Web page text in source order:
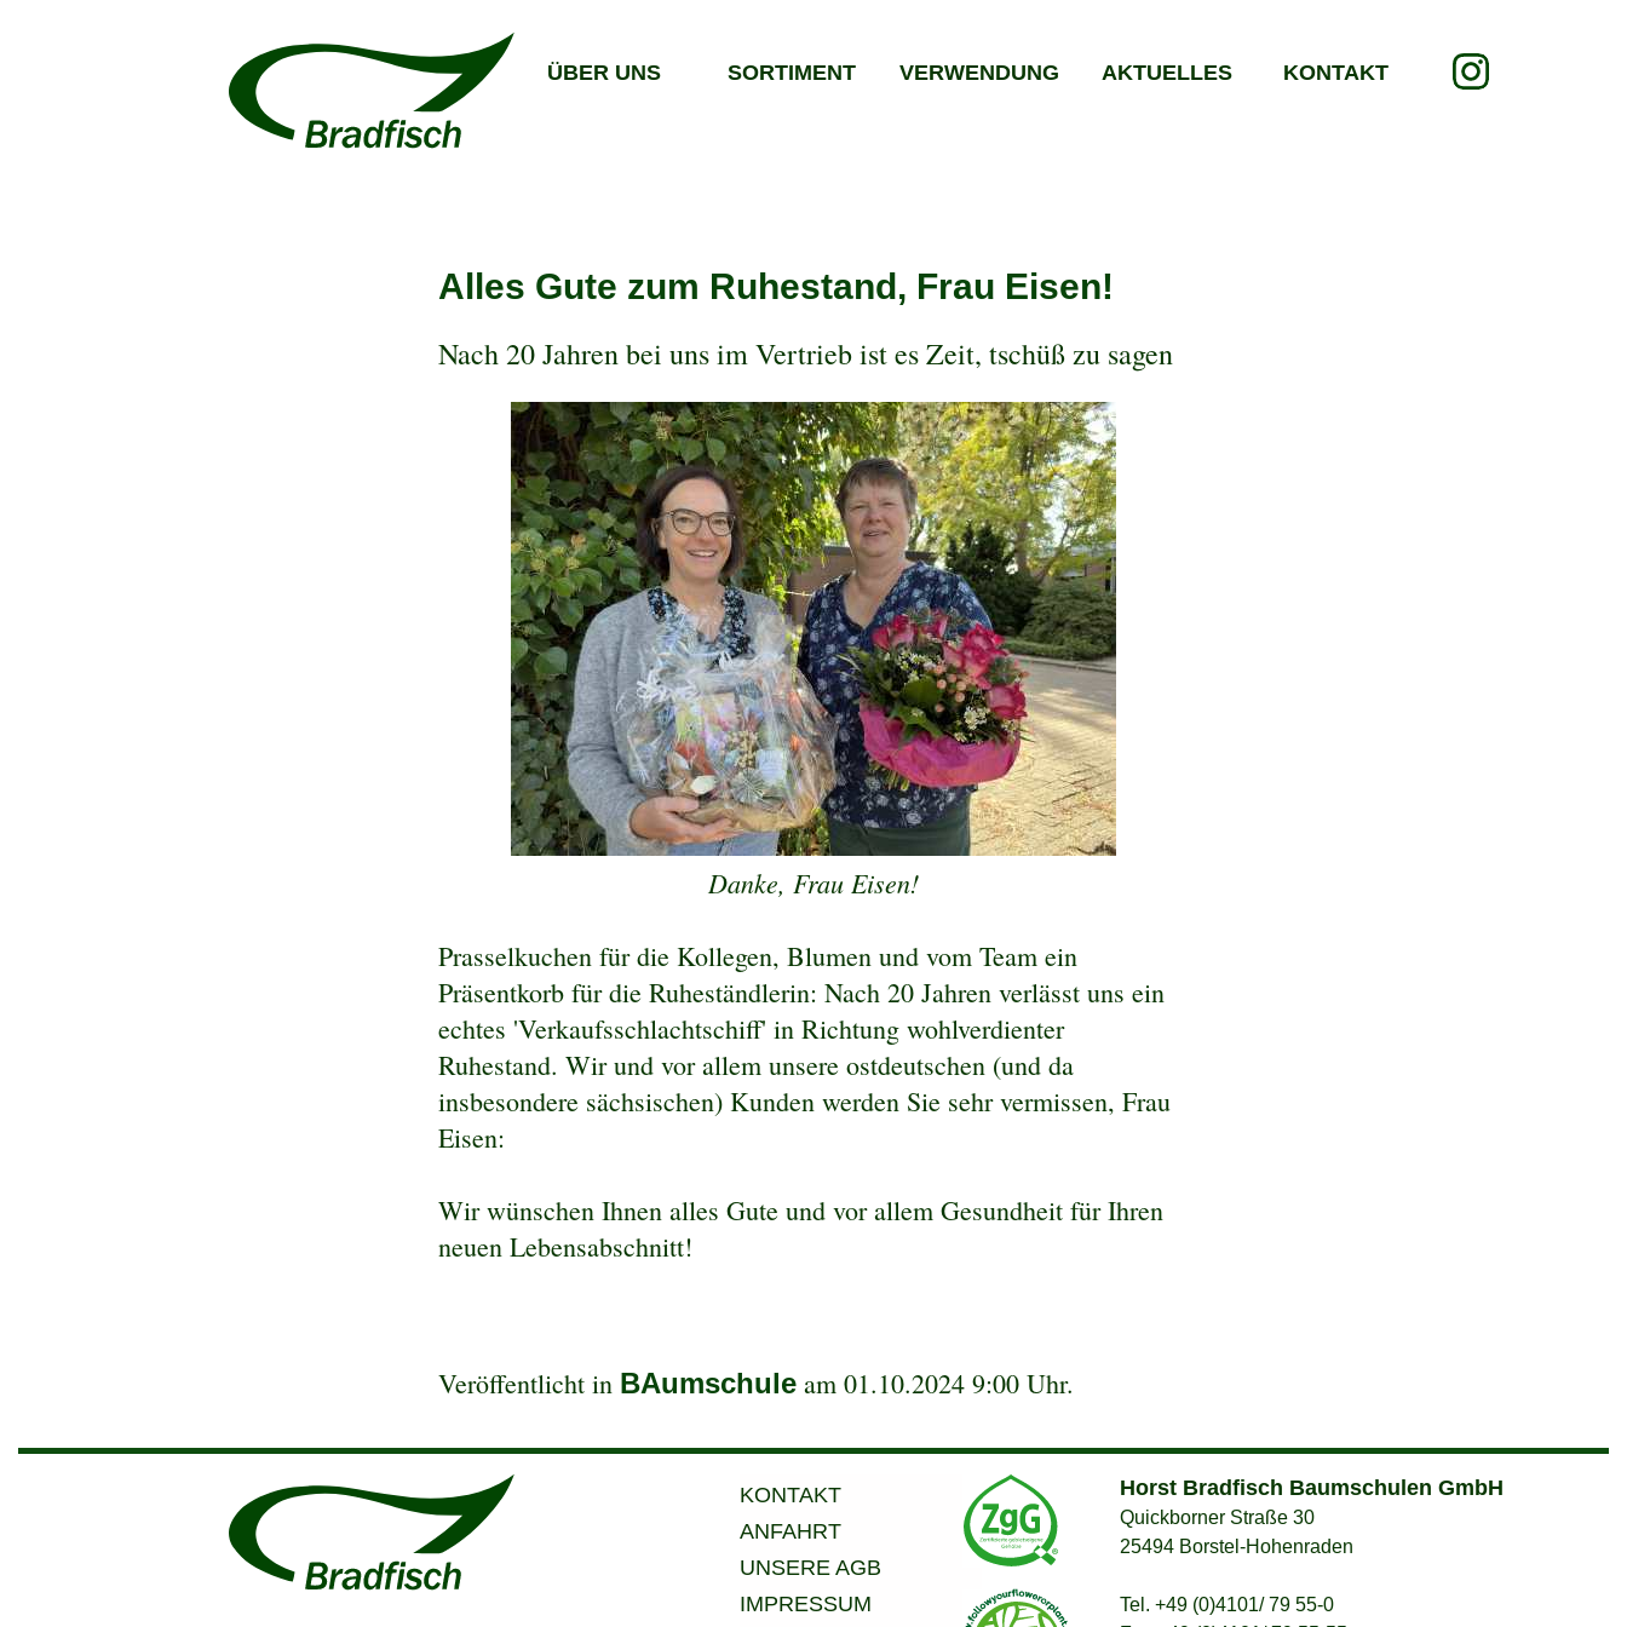
ÜBER UNS SORTIMENT VERWENDUNG AKTUELLES KONTAKT
Alles Gute zum Ruhestand, Frau Eisen!
Nach 20 Jahren bei uns im Vertrieb ist es Zeit, tschüß zu sagen
Danke, Frau Eisen!
Prasselkuchen für die Kollegen, Blumen und vom Team ein
Präsentkorb für die Ruheständlerin: Nach 20 Jahren verlässt uns ein
echtes 'Verkaufsschlachtschiff' in Richtung wohlverdienter
Ruhestand. Wir und vor allem unsere ostdeutschen (und da
insbesondere sächsischen) Kunden werden Sie sehr vermissen, Frau
Eisen:
Wir wünschen Ihnen alles Gute und vor allem Gesundheit für Ihren
neuen Lebensabschnitt!
Veröffentlicht in BAumschule am 01.10.2024 9:00 Uhr.
Horst Bradfisch Baumschulen GmbH
Quickborner Straße 30
25494 Borstel-Hohenraden
Tel. +49 (0)4101/ 79 55-0
KONTAKT
ANFAHRT
UNSERE AGB
IMPRESSUM